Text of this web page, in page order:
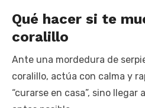
Qué hacer si te
coralillo
Ante una mordedura de
coralillo, actúa con calma y
“curarse en casa”, sino